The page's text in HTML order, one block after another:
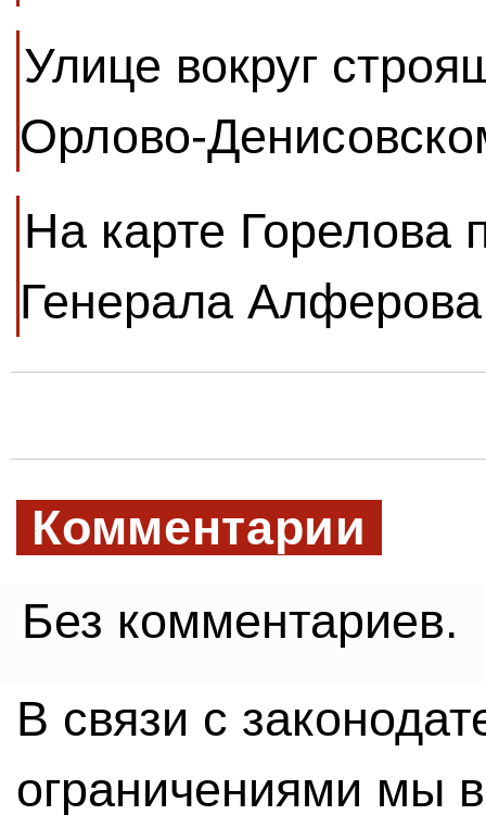
Улице вокруг
Орлово-
На карте Горелова
Генерала Алферова
Комментарии
Без комментариев.
В связи с
ограничениями мы